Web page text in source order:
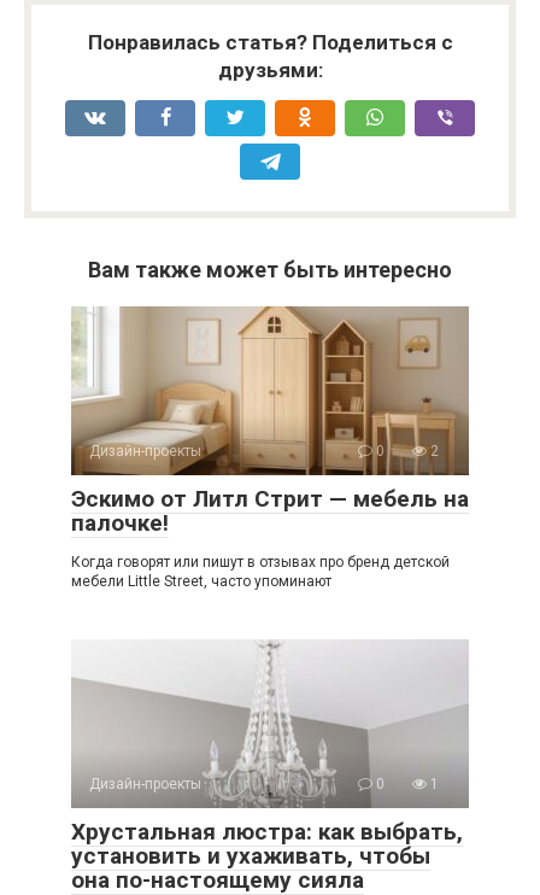
Понравилась статья? Поделиться с
друзьями:
Вам также может быть интересно
Дизайн-проекты 0 2
Эскимо от Литл Стрит — мебель на
палочке!
Когда говорят или пишут в отзывах про бренд детской
мебели Little Street, часто упоминают
Дизайн-проекты 0 1
Хрустальная люстра: как выбрать,
установить и ухаживать, чтобы
она по-настоящему сияла